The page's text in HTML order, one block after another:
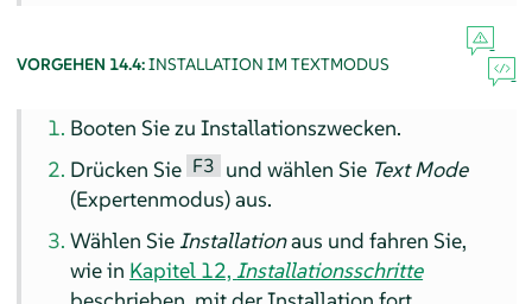
VORGEHEN 14.4:INSTALLATION IM TEXTMODUS
Booten Sie zu Installationszwecken.
Drücken Sie F3 und wählen Sie Text Mode
(Expertenmodus) aus.
Wählen Sie Installationaus und fahren Sie,
wie in Kapitel 12, Installationsschritte